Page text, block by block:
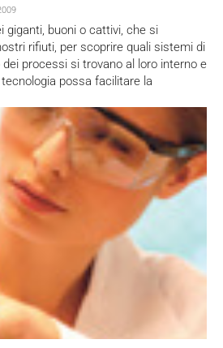
giganti, buoni o cattivi, che si
rifiuti, per scoprire quali sistemi di
processi si trovano al loro interno e
possa facilitare la